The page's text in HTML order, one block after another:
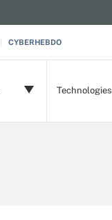
CYBERHEBDO
Technologies